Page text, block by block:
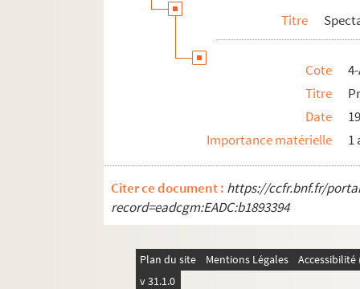
Titre
Cote
Titre
Date
Importance matérielle
1
Citer ce document : https://ccfr.bnf.fr/
record=eadcgm:EADC:b1893394
Plan du site Mentions Légales
v 31.1.0